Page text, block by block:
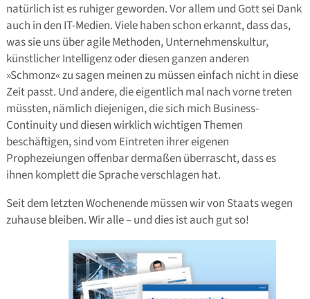
natürlich ist es ruhiger geworden. Vor allem und Gott sei Dank
auch in den IT-Medien. Viele haben schon erkannt, dass das,
was sie uns über agile Methoden, Unternehmenskultur,
künstlicher Intelligenz oder diesen ganzen anderen
»Schmonz« zu sagen meinen zu müssen einfach nicht in diese
Zeit passt. Und andere, die eigentlich mal nach vorne treten
müssten, nämlich diejenigen, die sich mich Business-
Continuity und diesen wirklich wichtigen Themen
beschäftigen, sind vom Eintreten ihrer eigenen
Prophezeiungen offenbar dermaßen überrascht, dass es
ihnen komplett die Sprache verschlagen hat.
Seit dem letzten Wochenende müssen wir von Staats wegen
zuhause bleiben. Wir alle – und dies ist auch gut so!